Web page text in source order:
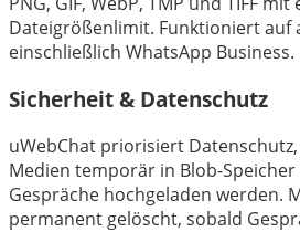
Dateigrößenlimit. Funktioniert auf
einschließlich WhatsApp Business.
Sicherheit & Datenschutz
uWebChat priorisiert
Medien temporär in Blob-
Gespräche hochgeladen werden.
permanent gelöscht, sobald